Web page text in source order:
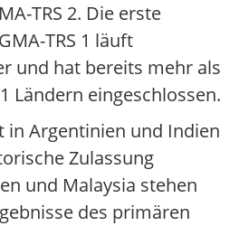
TRS 2. Die erste
TRS 1 läuft
und hat bereits mehr als
Ländern eingeschlossen.
in Argentinien und Indien
Zulassung
und Malaysia stehen
des primären